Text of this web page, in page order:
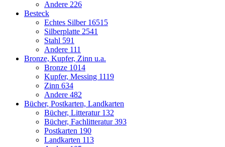
Andere 226
Besteck
Echtes Silber 16515
Silberplatte 2541
Stahl 591
Andere 111
Bronze, Kupfer, Zinn u.a.
Bronze 1014
Kupfer, Messing 1119
Zinn 634
Andere 482
Bücher, Postkarten, Landkarten
Bücher, Litteratur 132
Bücher, Fachlitteratur393
Postkarten 190
Landkarten 113